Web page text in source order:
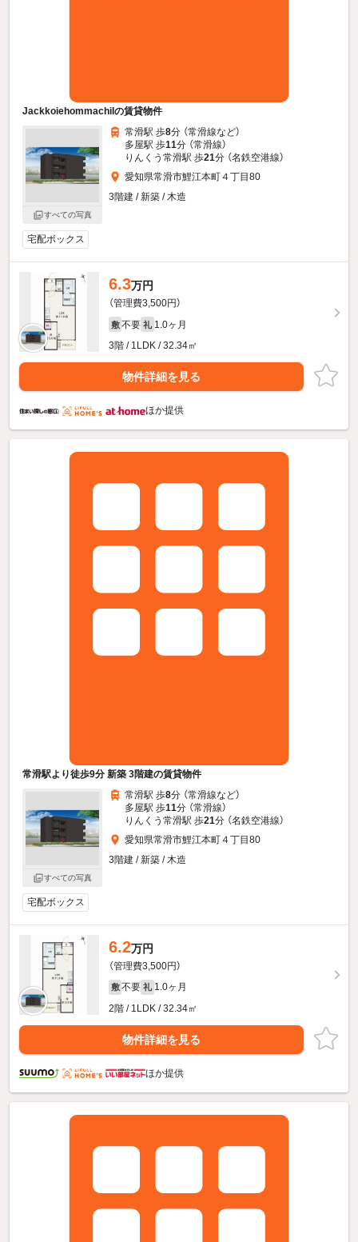
JackkoiehommachiIの賃貸物件
すべての写真
常滑駅 歩8分 （常滑線など）
多屋駅 歩11分 （常滑線）
りんくう常滑駅 歩21分 （名鉄空港線）
愛知県常滑市鯉江本町４丁目80
3階建 / 新築 / 木造
宅配ボックス
6.3万円
（管理費3,500円）
敷 不要 礼 1.0ヶ月
3階 / 1LDK / 32.34㎡
物件詳細を見る
ほか提供
常滑駅より徒歩9分 新築 3階建の賃貸物件
すべての写真
常滑駅 歩8分 （常滑線など）
多屋駅 歩11分 （常滑線）
りんくう常滑駅 歩21分 （名鉄空港線）
愛知県常滑市鯉江本町４丁目80
3階建 / 新築 / 木造
宅配ボックス
6.2万円
（管理費3,500円）
敷 不要 礼 1.0ヶ月
2階 / 1LDK / 32.34㎡
物件詳細を見る
ほか提供